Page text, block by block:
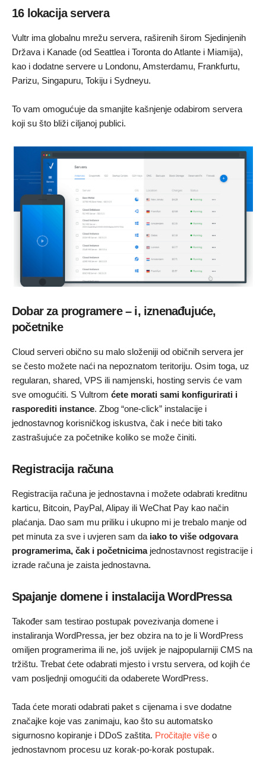
16 lokacija servera
Vultr ima globalnu mrežu servera, raširenih širom Sjedinjenih
Država i Kanade (od Seattlea i Toronta do Atlante i Miamija),
kao i dodatne servere u Londonu, Amsterdamu, Frankfurtu,
Parizu, Singapuru, Tokiju i Sydneyu.
To vam omogućuje da smanjite kašnjenje odabirom servera
koji su što bliži ciljanoj publici.
Dobar za programere – i, iznenađujuće,
početnike
Cloud serveri obično su malo složeniji od običnih servera jer
se često možete naći na nepoznatom teritoriju. Osim toga, uz
regularan, shared, VPS ili namjenski, hosting servis će vam
sve omogućiti. S Vultrom ćete morati sami konfigurirati i
rasporediti instance. Zbog “one-click” instalacije i
jednostavnog korisničkog iskustva, čak i neće biti tako
zastrašujuće za početnike koliko se može činiti.
Registracija računa
Registracija računa je jednostavna i možete odabrati kreditnu
karticu, Bitcoin, PayPal, Alipay ili WeChat Pay kao način
plaćanja. Dao sam mu priliku i ukupno mi je trebalo manje od
pet minuta za sve i uvjeren sam da iako to više odgovara
programerima, čak i početnicima jednostavnost registracije i
izrade računa je zaista jednostavna.
Spajanje domene i instalacija WordPressa
Također sam testirao postupak povezivanja domene i
instaliranja WordPressa, jer bez obzira na to je li WordPress
omiljen programerima ili ne, još uvijek je najpopularniji CMS na
tržištu. Trebat ćete odabrati mjesto i vrstu servera, od kojih će
vam posljednji omogućiti da odaberete WordPress.
Tada ćete morati odabrati paket s cijenama i sve dodatne
značajke koje vas zanimaju, kao što su automatsko
sigurnosno kopiranje i DDoS zaštita. Pročitajte više o
jednostavnom procesu uz korak-po-korak postupak.